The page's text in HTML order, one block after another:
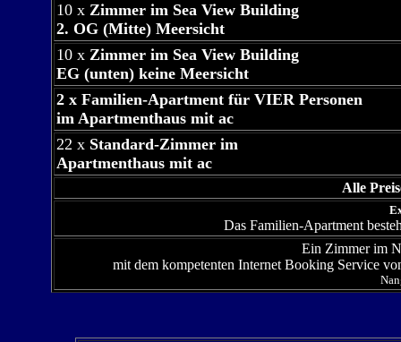
10 x Zimmer im Sea View Building
2. OG (Mitte) Meersicht
10 x Zimmer im Sea View Building
EG (unten) keine Meersicht
2 x Familien-Apartment für VIER Personen
im Apartmenthaus mit ac
22 x Standard-Zimmer im
Apartmenthaus mit ac
Alle
Das Familien-Apartment
Ein Zimmer im
mit dem kompetenten Internet Booking Service